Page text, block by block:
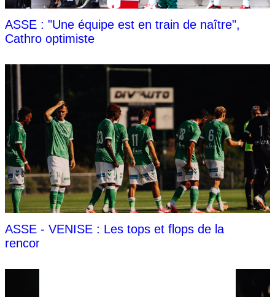
ASSE : "Une équipe est en train de naître",
Cathro optimiste
ASSE - VENISE : Les tops et flops de la
rencontre